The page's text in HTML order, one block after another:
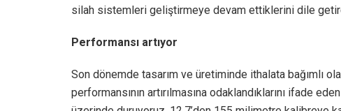
silah sistemleri geliştirmeye devam ettiklerini dile
Performansı artıyor
Son dönemde tasarım ve üretiminde ithalata bağımlı
performansının artırılmasına odaklandıklarını ifade